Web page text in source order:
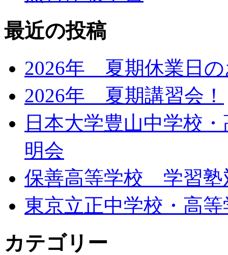
最近の投稿
2026年 夏期休業日
2026年 夏期講習会！
日本大学豊山中学校
明会
保善高等学校 学習塾
東京立正中学校・高
カテゴリー